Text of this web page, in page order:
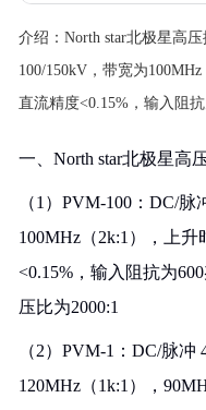
介绍： North star北极星高
100/150kV，带宽为
直流精度<0.15%，输入阻
一、North star北极星高
（1）PVM-100：DC/
100MHz（2k:1），上升
<0.15%，输入阻抗为
压比为2000:1
（2）PVM-1：DC/脉冲
120MHz（1k:1），